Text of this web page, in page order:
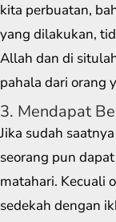
kita perbuatan,
yang dilakukan,
Allah dan di
pahala dari orang
3. Mendapat
Jika sudah
seorang pun
matahari. Kecuali
sedekah dengan